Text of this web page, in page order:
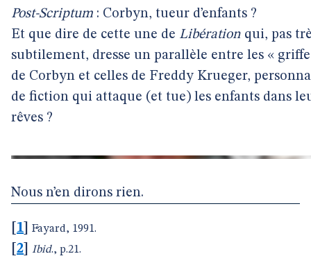
Post-Scriptum : Corbyn, tueur d’enfants ?
Et que dire de cette une de Libération qui, pas
subtilement, dresse un parallèle entre les «
de Corbyn et celles de Freddy Krueger,
de fiction qui attaque (et tue) les enfants dans
rêves ?
Nous n’en dirons rien.
1 Fayard, 1991.
2 Ibid., p.21.